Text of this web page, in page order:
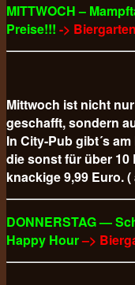
MITTWOCH –
Preise!!! ->
Mittwoch ist nicht
geschafft, sondern
In City-Pub gibt´s
die sonst für über
knackige 9,99 Euro.
DONNERSTAG —
Happy Hour–>